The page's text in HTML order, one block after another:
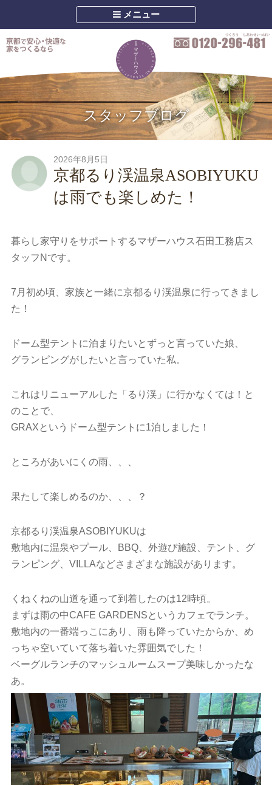
メニュー
スタッフブログ
2026年8月5日
京都るり渓温泉ASOBIYUKU
は雨でも楽しめた！
暮らし家守りをサポートするマザーハウス石田工務店ス
タッフNです。
7月初め頃、家族と一緒に京都るり渓温泉に行ってきまし
た！
ドーム型テントに泊まりたいとずっと言っていた娘、
グランピングがしたいと言っていた私。
これはリニューアルした「るり渓」に行かなくては！と
のことで、
GRAXというドーム型テントに1泊しました！
ところがあいにくの雨、、、
果たして楽しめるのか、、、？
京都るり渓温泉ASOBIYUKUは
敷地内に温泉やプール、BBQ、外遊び施設、テント、グ
ランピング、VILLAなどさまざまな施設があります。
くねくねの山道を通って到着したのは12時頃。
まずは雨の中CAFE GARDENSというカフェでランチ。
敷地内の一番端っこにあり、雨も降っていたからか、め
っちゃ空いていて落ち着いた雰囲気でした！
ベーグルランチのマッシュルームスープ美味しかったな
あ。